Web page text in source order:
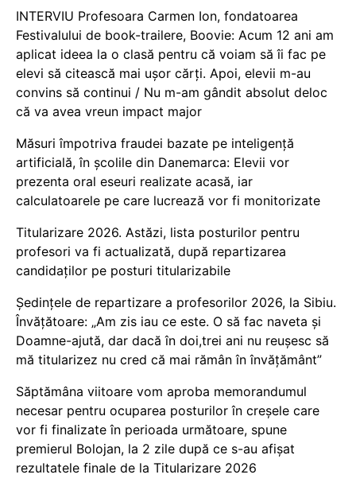
INTERVIU Profesoara Carmen Ion, fondatoarea
Festivalului de book-trailere, Boovie: Acum 12 ani am
aplicat ideea la o clasă pentru că voiam să îi fac pe
elevi să citească mai ușor cărți. Apoi, elevii m-au
convins să continui / Nu m-am gândit absolut deloc
că va avea vreun impact major
Măsuri împotriva fraudei bazate pe inteligență
artificială, în școlile din Danemarca: Elevii vor
prezenta oral eseuri realizate acasă, iar
calculatoarele pe care lucrează vor fi monitorizate
Titularizare 2026. Astăzi, lista posturilor pentru
profesori va fi actualizată, după repartizarea
candidaților pe posturi titularizabile
Ședințele de repartizare a profesorilor 2026, la Sibiu.
Învățătoare: „Am zis iau ce este. O să fac naveta și
Doamne-ajută, dar dacă în doi,trei ani nu reușesc să
mă titularizez nu cred că mai rămân în învățământ”
Săptămâna viitoare vom aproba memorandumul
necesar pentru ocuparea posturilor în creșele care
vor fi finalizate în perioada următoare, spune
premierul Bolojan, la 2 zile după ce s-au afișat
rezultatele finale de la Titularizare 2026